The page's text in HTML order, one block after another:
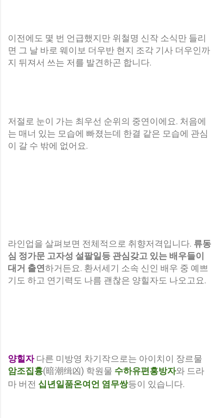
이전에도 몇 번 언급했지만 위철명 신작 소식만 들리
면 그 날 바로 웨이보 더우반 현지 조각 기사 더우인까
지 뒤져서 쓰는 저를 발견하곤 합니다.
저절로 눈이 가는 최우선 순위의 중연이에요. 처음에
는 매너 있는 모습에 빠졌는데 한결 같은 모습에 관심
이 갈 수 밖에 없어요.
라인업을 살펴보면 전체적으로 취향저격입니다. 류동
심 정가문 고자성 설팔일등 관심갖고 있는 배우들이
대거 출연하거든요. 환서세기 소속 신인 배우 중 예쁘
기도 하고 연기력도 나름 괜찮은 양힐자도 나오고요.
양힐자다른 미방영 차기작으로는 아이치이 장르물
암조집흉(暗潮缉凶) 학원물 수하유편홍방자와 드라
마 버전 십년일품온여언 염무쌍등이 있습니다.